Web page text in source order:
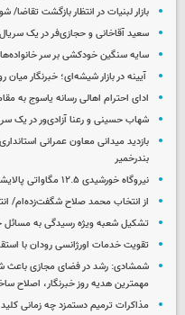
بازار لبنیات در انتظار بازگشت
سعید آقاخانی و حجازی‌فر در یک
سایه سنگین خودکشی بر سر
آیینه در بازار شیشه‌ای؛ خبرنگار
ادای احترام اهالی رسانه یاسوج به
شهاب حسینی و رعنا آزادی‌ور در یک
بازدید میدانی معاون عمرانی
بندرخمیر
نیروگاه خورشیدی ۱۲.۵ مگاواتی پالایشگاه بید بلند بهبهان وارد مدار تولید شد
از انتخاب محمد صلاح شگفت‌زده‌ام/
تشکیل شعبه ویژه رسیدگی به مسائل
تقویت خدمات اورژانسی رودان با
شمشادی: رشد در فضای مجازی باعث
مهمترین هدیه‌ روز خبرنگار، اصلاح
مذاکرات ترمیم دستمزد چه زمانی